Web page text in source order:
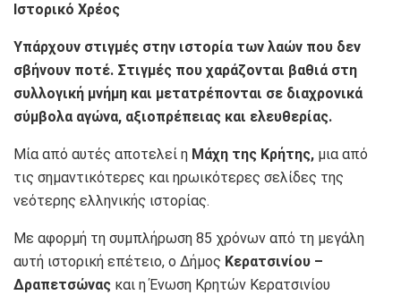
Ιστορικό Χρέος
Υπάρχουν στιγμές στην ιστορία των λαών που δεν
σβήνουν ποτέ. Στιγμές που χαράζονται βαθιά στη
συλλογική μνήμη και μετατρέπονται σε διαχρονικά
σύμβολα αγώνα, αξιοπρέπειας και ελευθερίας.
Μία από αυτές αποτελεί η Μάχη της Κρήτης, μια από
τις σημαντικότερες και ηρωικότερες σελίδες της
νεότερης ελληνικής ιστορίας.
Με αφορμή τη συμπλήρωση 85 χρόνων από τη μεγάλη
αυτή ιστορική επέτειο, ο Δήμος Κερατσινίου –
Δραπετσώνας και ηΈνωση Κρητών Κερατσινίου